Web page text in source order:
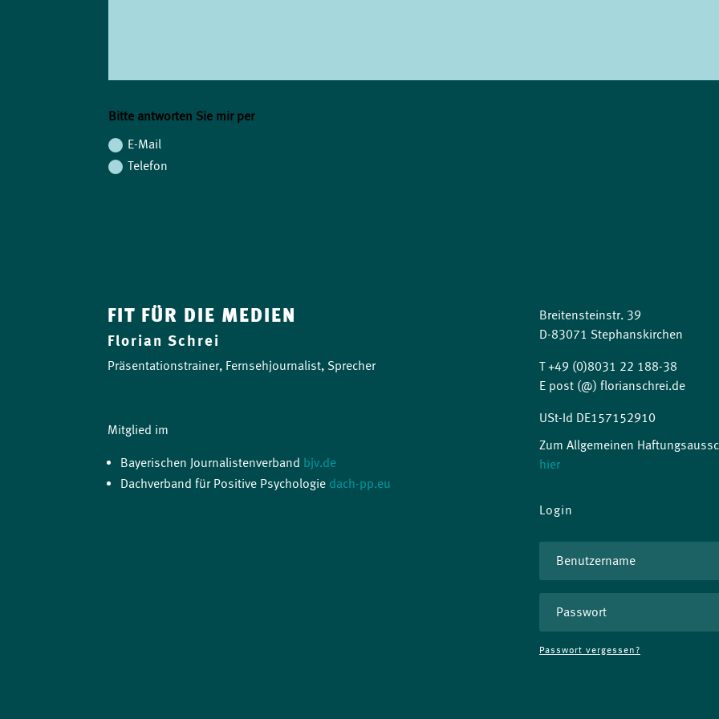
Bitte antworten Sie mir per
E-Mail
Telefon
FIT FÜR DIE MEDIEN
Florian Schrei
Präsentationstrainer, Fernsehjournalist, Sprecher
Mitglied im
Bayerischen Journalistenverband bjv.de
Dachverband für Positive Psychologie dach-pp.eu
Breitensteinstr. 39
D-83071 Stephanskirchen
T +49 (0)8031 22 188-38
E post (@) florianschrei.de
USt-Id DE157152910
Zum Allgemeinen
hier
Login
Passwort vergessen?